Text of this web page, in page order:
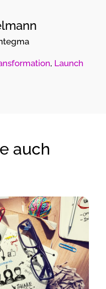
, Launch
auch